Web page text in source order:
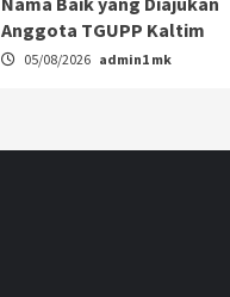
Anggota TGUPP Kaltim
05/08/2026 admin1 mk